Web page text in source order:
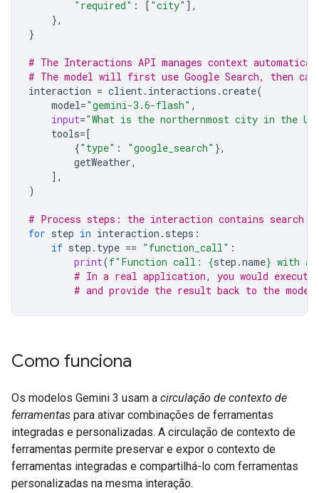
"required" : [ "city" ],
},
}
# The Interactions API manages context
# The model will first use Google Search, then
interaction = client. interactions .create(
model="gemini-3.6-flash" ,
input="What is the northernmost city in the
tools=[
{"type" : "google_search" },
getWeather,
],
)
# Process steps: the interaction contains search
for step in interaction . steps :
if step . type == "function_call" :
print(f"Function call: {step .name} with
# In a real application, you would
# and provide the result back to the
Como funciona
Os modelos Gemini 3 usam a circulação de contexto de
ferramentas para ativar combinações de ferramentas
integradas e personalizadas. A circulação de contexto de
ferramentas permite preservar e expor o contexto de
ferramentas integradas e compartilhá-lo com ferramentas
personalizadas na mesma interação.